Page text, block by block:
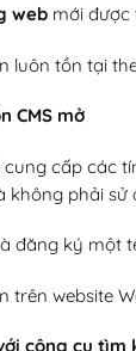
webmới được
luôn tồn tại
CMS mở
cấp các
không phải sử
đăng ký một
trên website
công cụ tìm